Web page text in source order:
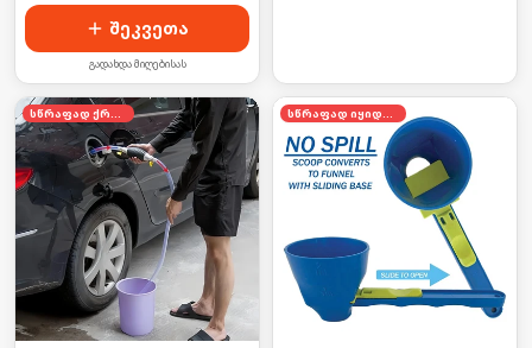
შეკვეთა
გადახდა მიღებისას
სწრაფად ქრება სწრაფად იყიდება